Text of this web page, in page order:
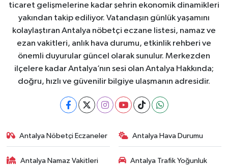
ticaret gelişmelerine kadar şehrin ekonomik dinamikleri
yakından takip ediliyor. Vatandaşın günlük yaşamını
kolaylaştıran Antalya nöbetçi eczane listesi, namaz ve
ezan vakitleri, anlık hava durumu, etkinlik rehberi ve
önemli duyurular güncel olarak sunulur. Merkezden
ilçelere kadar Antalya’nın sesi olan Antalya Hakkında;
doğru, hızlı ve güvenilir bilgiye ulaşmanın adresidir.
Antalya Nöbetçi Eczaneler Antalya Hava Durumu
Antalya Namaz Vakitleri
Antalya Trafik Yoğunluk